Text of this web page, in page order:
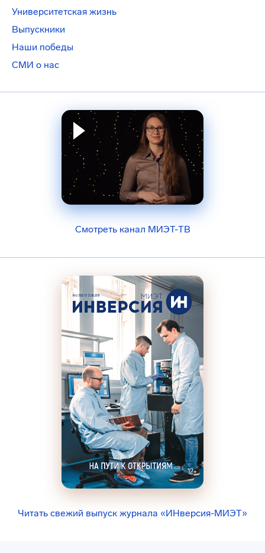
Университетская жизнь
Выпускники
Наши победы
СМИ о нас
Смотреть канал МИЭТ-ТВ
Читать свежий выпуск журнала «ИНверсия-МИЭТ»